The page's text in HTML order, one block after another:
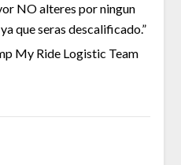
NO alteres por ningun
que seras descalificado.”
My Ride Logistic Team